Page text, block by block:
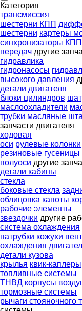
Категория
трансмиссия
шестерни КПП
шестерни картеры
синхронизаторы КПП
передач другие
гидравлика
гидронасосы
высокого давления
детали двигателя
блоки цилиндров
маслоохладители
трубки масляные
запчасти двигателя
ходовая
оси рулевые колонки
резиновые гусеницы
полуоси другие
детали кабины
стекла
боковые стекла
облицовка капоты
рабочие элементы
звездочки другие
система охлаждения
патрубки кожухи
охлаждения
детали кузова
крылья квик-каплеры
топливные системы
ТНВД корпусы
тормозные системы
рычаги стояночного